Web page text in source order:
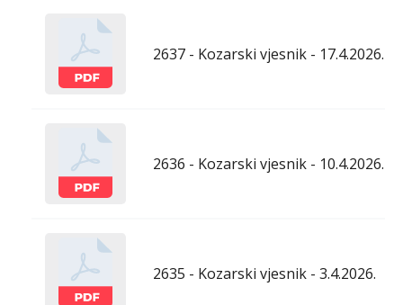
2637 - Kozarski vjesnik - 17.4.2026.
2636 - Kozarski vjesnik - 10.4.2026.
2635 - Kozarski vjesnik - 3.4.2026.